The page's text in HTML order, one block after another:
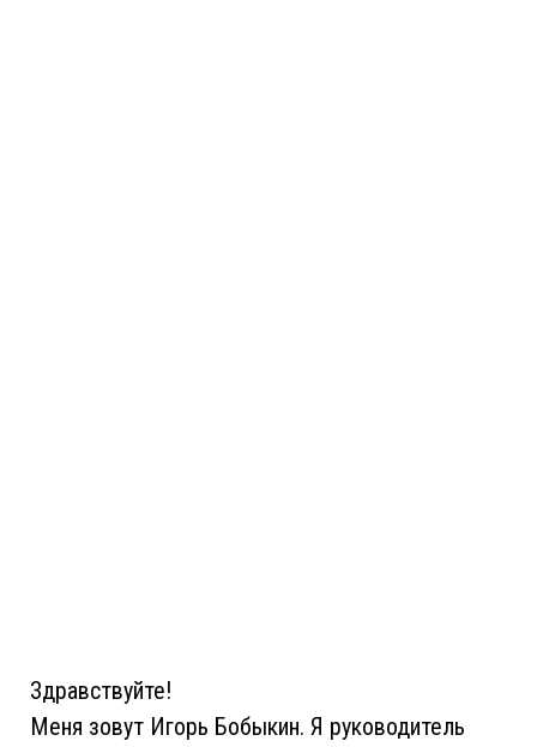
Здравствуйте!
Меня зовут Игорь Бобыкин. Я руководитель